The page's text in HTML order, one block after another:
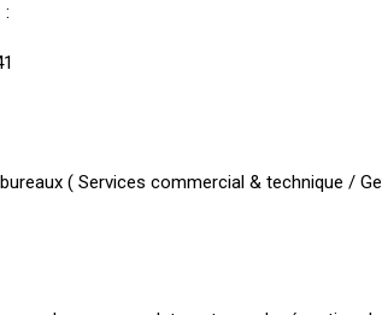
:
( Services commercial & technique /